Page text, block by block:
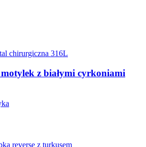
chirurgiczna 316L
z białymi cyrkoniami